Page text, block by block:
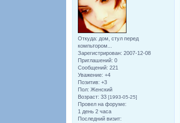
Откуда: дом, стул перед
компьтором...
Зарегистрирован: 2007-12-08
Приглашений: 0
Сообщений: 221
Уважение: +4
Позитив: +3
Пол: Женский
Возраст: 33 [1993-05-25]
Провел на форуме:
1 день 2 часа
Последний визит: